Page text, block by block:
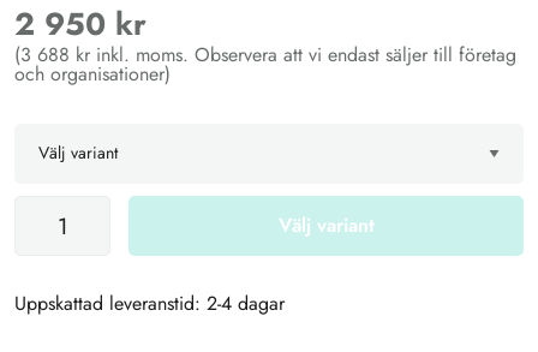
2 950 kr
(3 688 kr inkl. moms. Observera att vi endast säljer till företag
och organisationer)
Välj variant
Uppskattad leveranstid: 2-4 dagar